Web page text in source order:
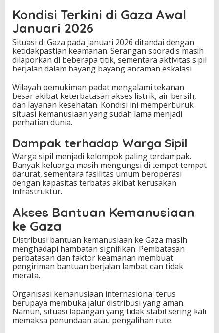
Kondisi Terkini di Gaza Awal
Januari 2026
Situasi di Gaza pada Januari 2026 ditandai dengan
ketidakpastian keamanan. Serangan sporadis masih
dilaporkan di beberapa titik, sementara aktivitas sipil
berjalan dalam bayang bayang ancaman eskalasi.
Wilayah pemukiman padat mengalami tekanan
besar akibat keterbatasan akses listrik, air bersih,
dan layanan kesehatan. Kondisi ini memperburuk
situasi kemanusiaan yang sudah lama menjadi
perhatian dunia.
Dampak terhadap Warga Sipil
Warga sipil menjadi kelompok paling terdampak.
Banyak keluarga masih mengungsi di tempat tempat
darurat, sementara fasilitas umum beroperasi
dengan kapasitas terbatas akibat kerusakan
infrastruktur.
Akses Bantuan Kemanusiaan
ke Gaza
Distribusi bantuan kemanusiaan ke Gaza masih
menghadapi hambatan signifikan. Pembatasan
perbatasan dan faktor keamanan membuat
pengiriman bantuan berjalan lambat dan tidak
merata.
Organisasi kemanusiaan internasional terus
berupaya membuka jalur distribusi yang aman.
Namun, situasi lapangan yang tidak stabil sering kali
memaksa penundaan atau pengalihan rute.